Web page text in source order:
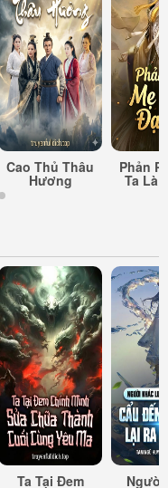
Cao Thủ Thâu
Hương
Phản
Ta Là
Ta Tại Đem Người